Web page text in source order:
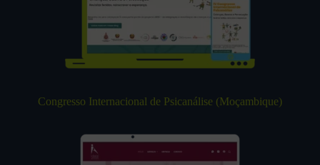
Congresso Internacional de Psicanálise (Moçambique)